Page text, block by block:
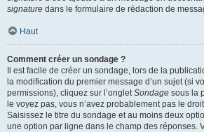
signature dans le formulaire de rédaction de
Haut
Comment créer un sondage ?
Il est facile de créer un sondage, lors de la
la modification du premier message d’un sujet (si
permissions), cliquez sur l’ongletSondage sous la
le voyez pas, vous n’avez probablement pas le
Saisissez le titre du sondage et au moins deux
une option par ligne dans le champ des réponses.